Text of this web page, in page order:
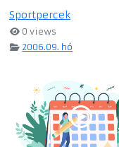
Sportpercek
0 views
2006.09. hó